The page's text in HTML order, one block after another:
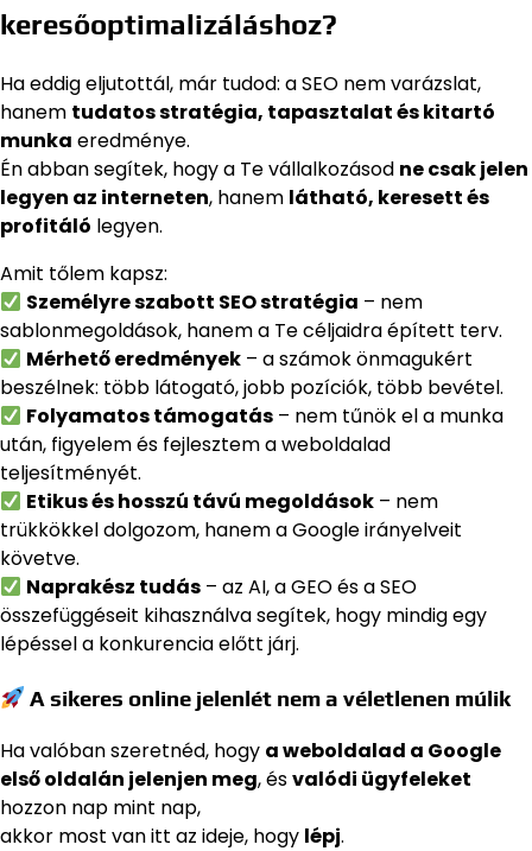
keresőoptimalizáláshoz?
Ha eddig eljutottál, már tudod: a SEO nem varázslat,
hanem tudatos stratégia, tapasztalat és kitartó
munka eredménye.
Én abban segítek, hogy a Te vállalkozásod ne csak jelen
legyen az interneten, hanem látható, keresett és
profitáló legyen.
Amit tőlem kapsz:
Személyre szabott SEO stratégia – nem
sablonmegoldások, hanem a Te céljaidra épített terv.
Mérhető eredmények – a számok önmagukért
beszélnek: több látogató, jobb pozíciók, több bevétel.
Folyamatos támogatás – nem tűnök el a munka
után, figyelem és fejlesztem a weboldalad
teljesítményét.
Etikus és hosszú távú megoldások – nem
trükkökkel dolgozom, hanem a Google irányelveit
követve.
Naprakész tudás – az AI, a GEO és a SEO
összefüggéseit kihasználva segítek, hogy mindig egy
lépéssel a konkurencia előtt járj.
A sikeres online jelenlét nem a véletlenen múlik
Ha valóban szeretnéd, hogy a weboldalad a Google
első oldalán jelenjen meg, ésvalódi ügyfeleket
hozzon nap mint nap,
akkor most van itt az ideje, hogy lépj.